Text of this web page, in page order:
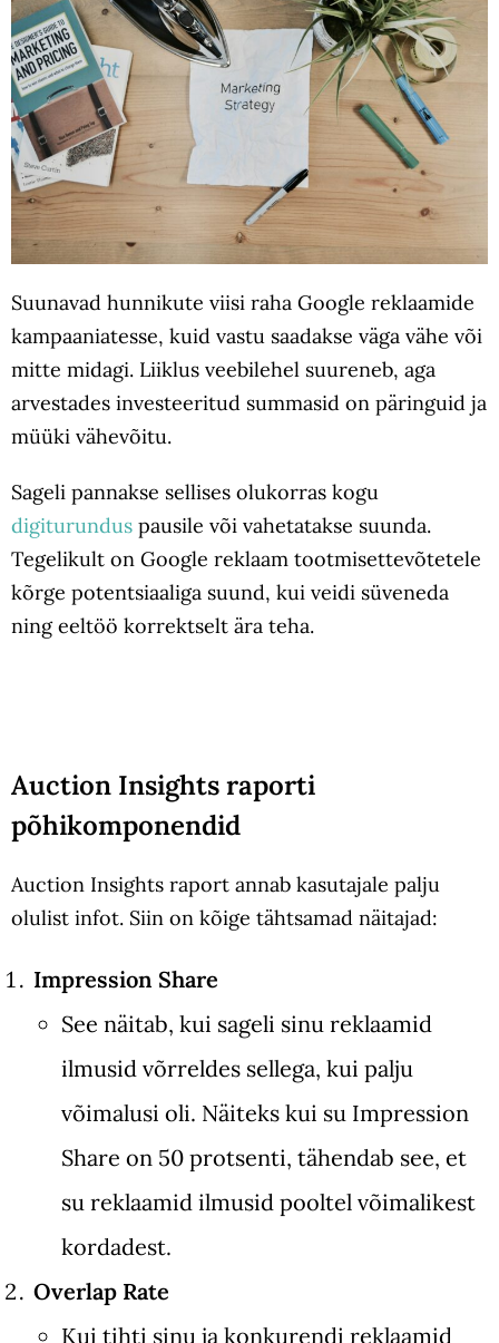
Suunavad hunnikute viisi raha Google reklaamide
kampaaniatesse, kuid vastu saadakse väga vähe või
mitte midagi. Liiklus veebilehel suureneb, aga
arvestades investeeritud summasid on päringuid ja
müüki vähevõitu.
Sageli pannakse sellises olukorras kogu
digiturundus pausile või vahetatakse suunda.
Tegelikult on Google reklaam tootmisettevõtetele
kõrge potentsiaaliga suund, kui veidi süveneda
ning eeltöö korrektselt ära teha.
Auction Insights raporti
põhikomponendid
Auction Insights raport annab kasutajale palju
olulist infot. Siin on kõige tähtsamad näitajad:
Impression Share
See näitab, kui sageli sinu reklaamid
ilmusid võrreldes sellega, kui palju
võimalusi oli. Näiteks kui su Impression
Share on 50 protsenti, tähendab see, et
su reklaamid ilmusid pooltel võimalikest
kordadest.
Overlap Rate
Kui tihti sinu ja konkurendi reklaamid